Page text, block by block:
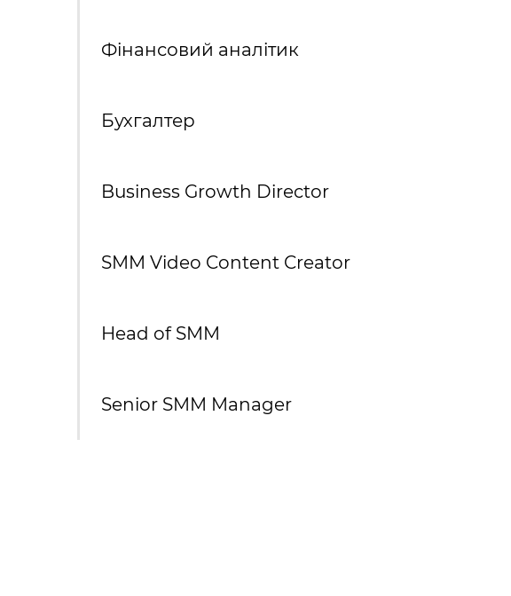
Фінансовий аналітик
Бухгалтер
Business Growth Director
SMM Video Content Creator
Head of SMM
Senior SMM Manager